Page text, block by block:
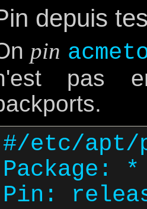
depuis
pin
pas
#/etc/apt/
Package: *
Pin: